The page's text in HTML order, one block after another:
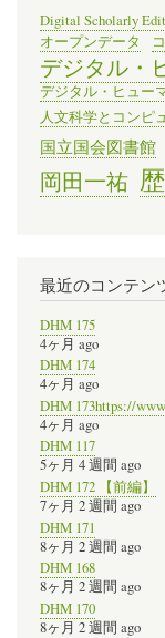
Digital Scholarly
オープンデータ
デジタル・
デジタル・ヒュー
人文科学とコンピ
国立国会図書館
岡田一祐
最近のコンテン
DHM 175
4ヶ月 ago
DHM 174
4ヶ月 ago
DHM 173https://
4ヶ月 ago
DHM 117
5ヶ月 4 週間 ago
DHM 172 【前編】
7ヶ月 2 週間 ago
DHM 171
8ヶ月 2 週間 ago
DHM 168
8ヶ月 2 週間 ago
DHM 170
8ヶ月 2 週間 ago